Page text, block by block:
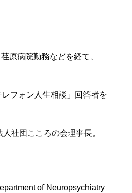
原病院勤務などを経て、
フォン人生相談」回答者を
社団こころの会理事長。
of Neuropsychiatry